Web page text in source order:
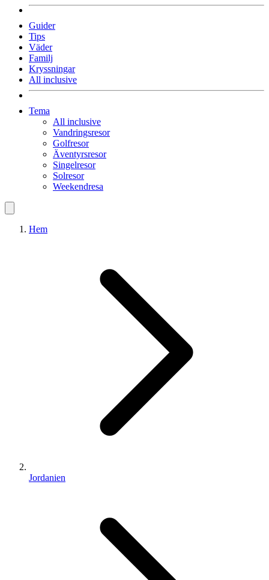
Guider
Tips
Väder
Familj
Kryssningar
All inclusive
Tema
All inclusive
Vandringsresor
Golfresor
Äventyrsresor
Singelresor
Solresor
Weekendresa
Hem
Jordanien